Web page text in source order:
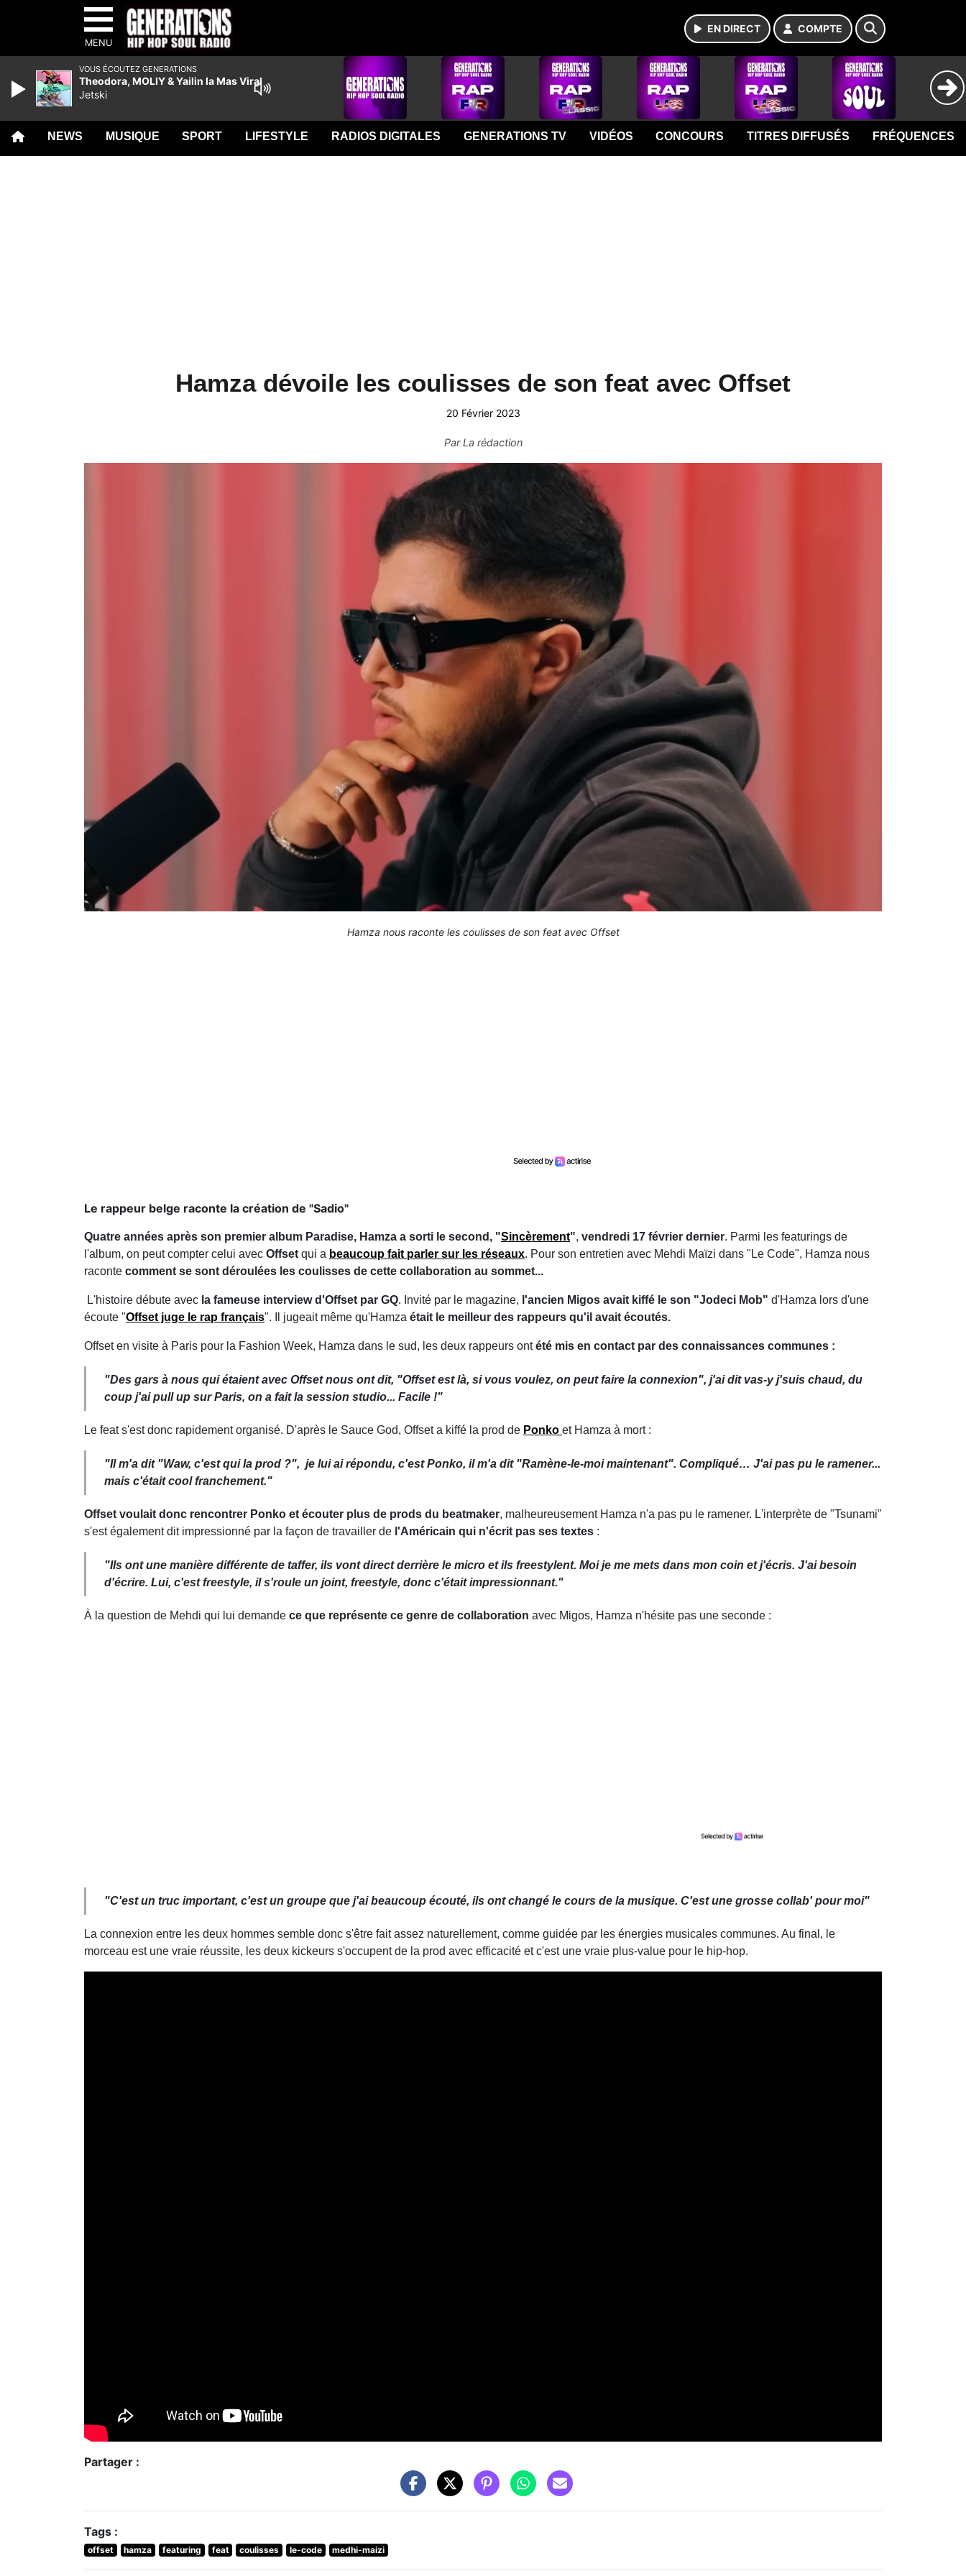
MENU
EN DIRECT COMPTE
NEWS MUSIQUE SPORT LIFESTYLE RADIOS DIGITALES GENERATIONS TV VIDÉOS CONCOURS TITRES DIFFUSÉS FRÉQUENCES
Hamza dévoile les coulisses de son feat avec Offset
20 Février 2023
ParLa rédaction
Hamza nous raconte les coulisses de son feat avec Offset
Le rappeur belge raconte la création de "Sadio"
Quatre années après son premier album Paradise, Hamza a sorti le second, "Sincèrement", vendredi 17 février dernier. Parmi les featurings de
l'album, on peut compter celui avec Offset qui a beaucoup fait parler sur les réseaux. Pour son entretien avec Mehdi Maïzi dans "Le Code", Hamza nous
raconte comment se sont déroulées les coulisses de cette collaboration au sommet...
L'histoire débute avec la fameuse interview d'Offset par GQ. Invité par le magazine, l'ancien Migos avait kiffé le son "Jodeci Mob" d'Hamza lors d'une
écoute "Offset juge le rap français". Il jugeait même qu'Hamza était le meilleur des rappeurs qu'il avait écoutés.
Offset en visite à Paris pour la Fashion Week, Hamza dans le sud, les deux rappeurs ontété mis en contact par des connaissances communes :
"Des gars à nous qui étaient avec Offset nous ont dit, "Offset est là, si vous voulez, on peut faire la connexion", j'ai dit vas-y j'suis chaud, du
coup j'ai pull up sur Paris, on a fait la session studio... Facile !"
Le feat s'est donc rapidement organisé. D'après le Sauce God, Offset a kiffé la prod de Ponko et Hamza à mort :
"Il m'a dit "Waw, c'est qui la prod ?", je lui ai répondu, c'est Ponko, il m'a dit "Ramène-le-moi maintenant". Compliqué… J'ai pas pu le ramener...
mais c'était cool franchement."
Offset voulait donc rencontrer Ponko et écouter plus de prods du beatmaker, malheureusement Hamza n'a pas pu le ramener. L'interprète de "Tsunami"
s'est également dit impressionné par la façon de travailler de l'Américain qui n'écrit pas ses textes :
"Ils ont une manière différente de taffer, ils vont direct derrière le micro et ils freestylent. Moi je me mets dans mon coin et j'écris. J'ai besoin
d'écrire. Lui, c'est freestyle, il s'roule un joint, freestyle, donc c'était impressionnant."
À la question de Mehdi qui lui demande ce que représente ce genre de collaboration avec Migos, Hamza n'hésite pas une seconde :
"C'est un truc important, c'est un groupe que j'ai beaucoup écouté, ils ont changé le cours de la musique. C'est une grosse collab' pour moi"
La connexion entre les deux hommes semble donc s'être fait assez naturellement, comme guidée par les énergies musicales communes. Au final, le
morceau est une vraie réussite, les deux kickeurs s'occupent de la prod avec efficacité et c'est une vraie plus-value pour le hip-hop.
Partager :
Tags :
offset hamza featuring feat coulisses le-code medhi-maizi
VOUS ÉCOUTEZ GENERATIONS
Theodora, MOLIY & Yailin la Mas Viral
Jetski